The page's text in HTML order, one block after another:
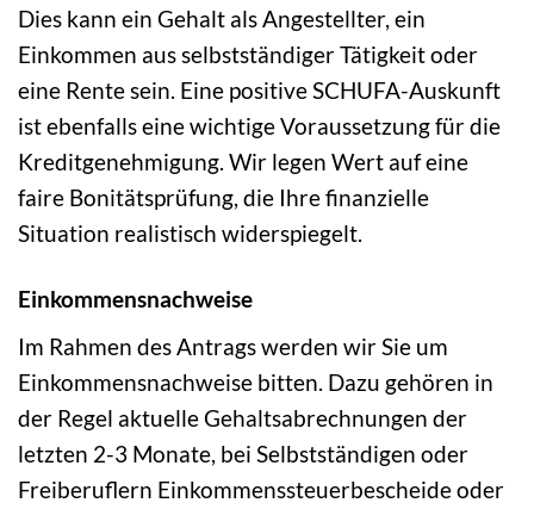
Dies kann ein Gehalt als Angestellter, ein
Einkommen aus selbstständiger Tätigkeit oder
eine Rente sein. Eine positive SCHUFA-Auskunft
ist ebenfalls eine wichtige Voraussetzung für die
Kreditgenehmigung. Wir legen Wert auf eine
faire Bonitätsprüfung, die Ihre finanzielle
Situation realistisch widerspiegelt.
Einkommensnachweise
Im Rahmen des Antrags werden wir Sie um
Einkommensnachweise bitten. Dazu gehören in
der Regel aktuelle Gehaltsabrechnungen der
letzten 2-3 Monate, bei Selbstständigen oder
Freiberuflern Einkommenssteuerbescheide oder